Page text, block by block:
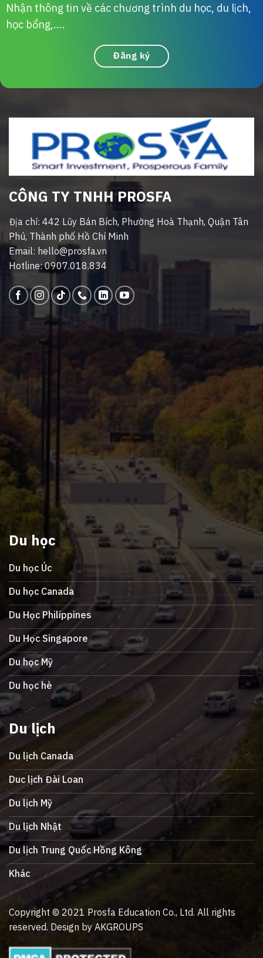
Nhận thông tin về các chương trình du học, du lịch,
học bổng,....
Đăng ký
CÔNG TY TNHH PROSFA
Địa chỉ: 442 Lũy Bán Bích, Phường Hoà Thạnh, Quận Tân
Phú, Thành phố Hồ Chí Minh
Email: hello@prosfa.vn
Hotline: 0907.018.834
Du học
Du học Úc
Du học Canada
Du Học Philippines
Du Học Singapore
Du học Mỹ
Du học hè
Du lịch
Du lịch Canada
Duc lịch Đài Loan
Du lịch Mỹ
Du lịch Nhật
Du lịch Trung Quốc Hồng Kông
Khác
Copyright © 2021 Prosfa Education Co., Ltd. All rights
reserved. Design by AKGROUPS